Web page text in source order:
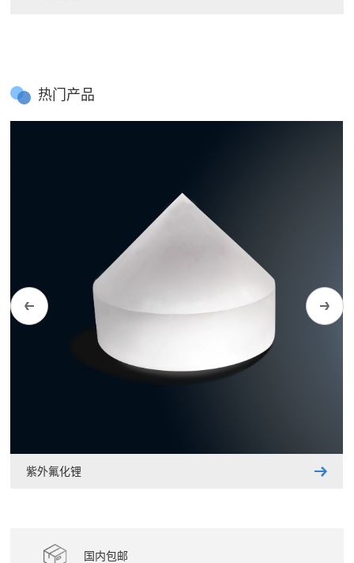
热门产品
紫外氟化锂
国内包邮